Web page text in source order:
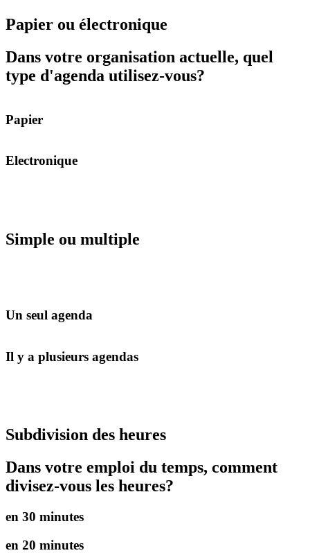
Papier ou électronique
Dans votre organisation actuelle, quel
type d'agenda utilisez-vous?
Papier
Electronique
Simple ou multiple
Un seul agenda
Il y a plusieurs agendas
Subdivision des heures
Dans votre emploi du temps, comment
divisez-vous les heures?
en 30 minutes
en 20 minutes